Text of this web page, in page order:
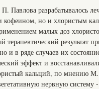
Павлова разрабатывалось
кофеином, но и хлористым
малых доз
результат
и в ряде случаев их
эффект и
кальций, по мнению
нервную систему